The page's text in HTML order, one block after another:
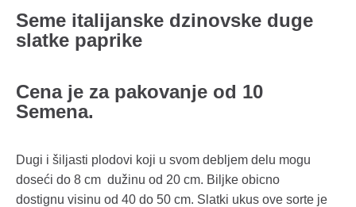
Seme italijanske dzinovske duge
slatke paprike
Cena je za pakovanje od 10
Semena.
Dugi i šiljasti plodovi koji u svom debljem delu mogu
doseći do 8 cm dužinu od 20 cm. Biljke obicno
dostignu visinu od 40 do 50 cm. Slatki ukus ove sorte je